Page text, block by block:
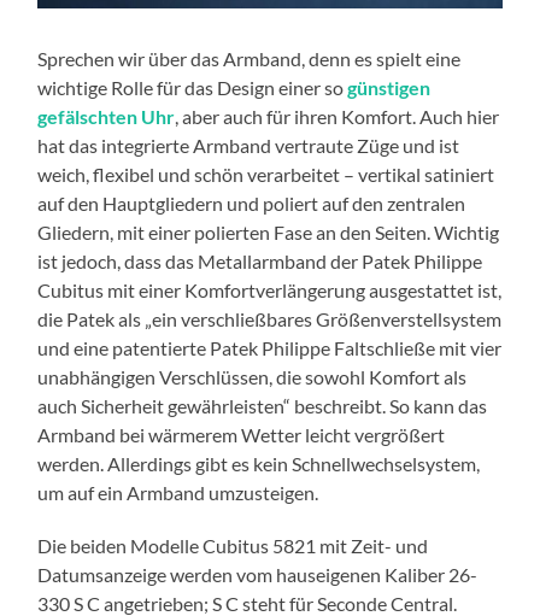
Sprechen wir über das Armband, denn es spielt eine
wichtige Rolle für das Design einer sogünstigen
gefälschten Uhr , aber auch für ihren Komfort. Auch hier
hat das integrierte Armband vertraute Züge und ist
weich, flexibel und schön verarbeitet – vertikal satiniert
auf den Hauptgliedern und poliert auf den zentralen
Gliedern, mit einer polierten Fase an den Seiten. Wichtig
ist jedoch, dass das Metallarmband der Patek Philippe
Cubitus mit einer Komfortverlängerung ausgestattet ist,
die Patek als „ein verschließbares Größenverstellsystem
und eine patentierte Patek Philippe Faltschließe mit vier
unabhängigen Verschlüssen, die sowohl Komfort als
auch Sicherheit gewährleisten“ beschreibt. So kann das
Armband bei wärmerem Wetter leicht vergrößert
werden. Allerdings gibt es kein Schnellwechselsystem,
um auf ein Armband umzusteigen.
Die beiden Modelle Cubitus 5821 mit Zeit- und
Datumsanzeige werden vom hauseigenen Kaliber 26-
330 S C angetrieben; S C steht für Seconde Central.